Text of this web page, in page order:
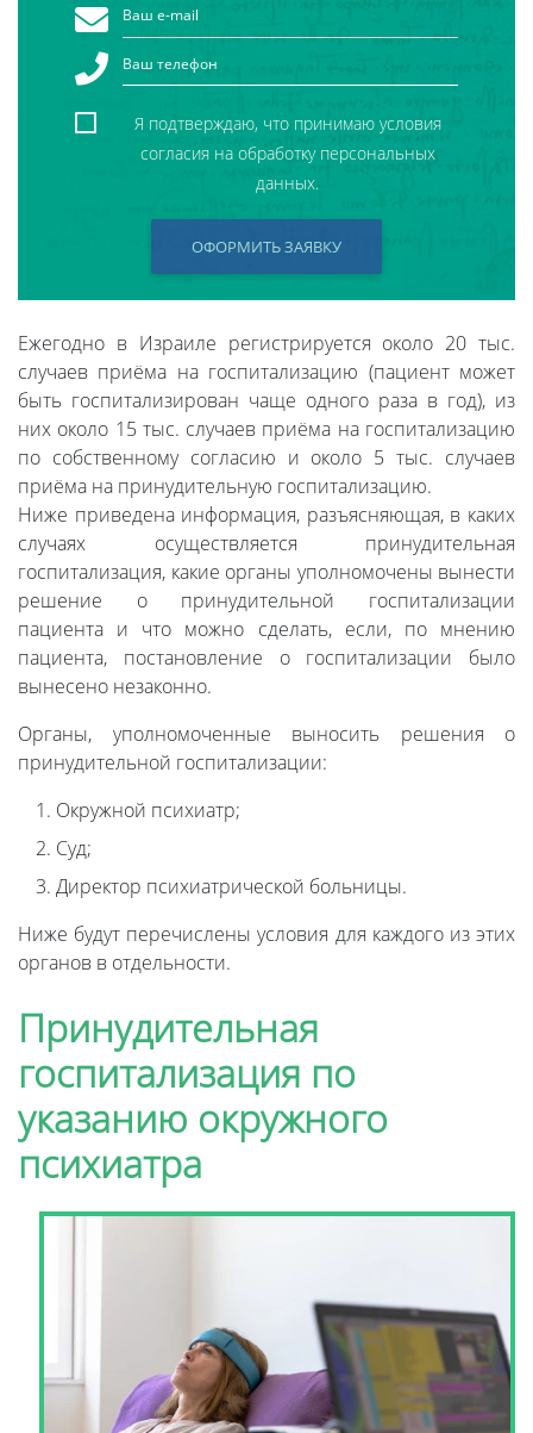
Я подтверждаю, что принимаю условия
согласия на обработку персональных
данных.
ОФОРМИТЬ ЗАЯВКУ
Ежегодно в Израиле регистрируется около 20 тыс.
случаев приёма на госпитализацию (пациент может
быть госпитализирован чаще одного раза в год), из
них около 15 тыс. случаев приёма на госпитализацию
по собственному согласию и около 5 тыс. случаев
приёма на принудительную госпитализацию.
Ниже приведена информация, разъясняющая, в каких
случаях осуществляется принудительная
госпитализация, какие органы уполномочены вынести
решение о принудительной госпитализации
пациента и что можно сделать, если, по мнению
пациента, постановление о госпитализации было
вынесено незаконно.
Органы, уполномоченные выносить решения о
принудительной госпитализации:
Окружной психиатр;
Суд;
Директор психиатрической больницы.
Ниже будут перечислены условия для каждого из этих
органов в отдельности.
Принудительная
госпитализация по
указанию окружного
психиатра